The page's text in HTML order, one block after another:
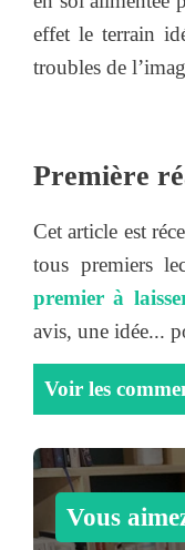
effet le terrain
troubles de
Première
Cet article est
tous premiers
premier à
avis, une idée...
Voir les
Vous